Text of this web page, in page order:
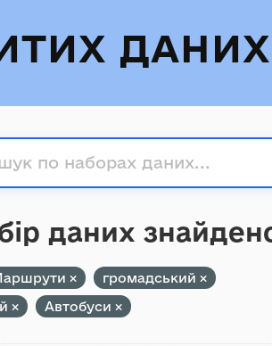
даних
громадський
Автобуси